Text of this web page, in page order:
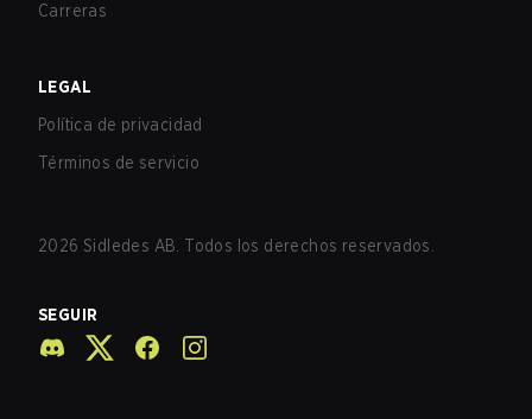
Carreras
LEGAL
Política de privacidad
Términos de servicio
2026 Sidledes AB. Todos los derechos reservados.
SEGUIR